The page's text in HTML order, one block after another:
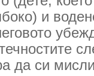
и
да си